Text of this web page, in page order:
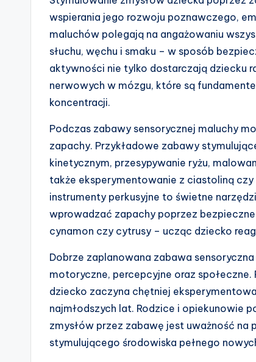
wspierania jego rozwoju poznawczego,
maluchów polegają na angażowaniu
słuchu, węchu i smaku – w sposób
aktywności nie tylko dostarczają dziecku
nerwowych w mózgu, które są
koncentracji.
Podczas zabawy sensorycznej maluchy
zapachy. Przykładowe zabawy
kinetycznym, przesypywanie ryżu,
także eksperymentowanie z ciastoliną
instrumenty perkusyjne to świetne
wprowadzać zapachy poprzez
cynamon czy cytrusy – ucząc dziecko
Dobrze zaplanowana zabawa
motoryczne, percepcyjne oraz
dziecko zaczyna chętniej
najmłodszych lat. Rodzice i opiekunowie
zmysłów przez zabawę jest uważność
stymulującego środowiska pełnego